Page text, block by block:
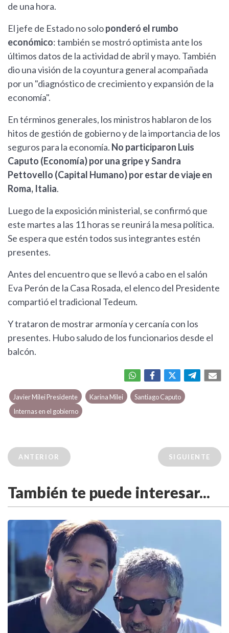
de una hora.
El jefe de Estado no soloponderó el rumbo
económico: también se mostró optimista ante los
últimos datos de la actividad de abril y mayo. También
dio una visión de la coyuntura general acompañada
por un "diagnóstico de crecimiento y expansión de la
economía".
En términos generales, los ministros hablaron de los
hitos de gestión de gobierno y de la importancia de los
seguros para la economía. No participaron Luis
Caputo (Economía) por una gripe y Sandra
Pettovello (Capital Humano) por estar de viaje en
Roma, Italia.
Luego de la exposición ministerial, se confirmó que
este martes a las 11 horas se reunirá la mesa política.
Se espera que estén todos sus integrantes estén
presentes.
Antes del encuentro que se llevó a cabo en el salón
Eva Perón de la Casa Rosada, el elenco del Presidente
compartió el tradicional Tedeum.
Y trataron de mostrar armonía y cercanía con los
presentes. Hubo saludo de los funcionarios desde el
balcón.
Javier Milei Presidente Karina Milei
Santiago Caputo
Internas en el gobierno
ANTERIOR SIGUIENTE
También te puede interesar...